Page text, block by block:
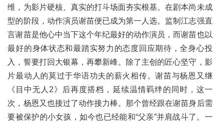
维，为影片硬核、真实的打斗场面夯实根基。在剧本尚未成
型的阶段，动作演员谢苗便已成为第一人选。监制江志强直
言谢苗是他心中当下这个年纪最好的动作演员，而谢苗也以
最好的身体状态和最踏实努力的态度回应期待，全身心投
入，誓要打回大银幕，再攀新峰。除了主创的匠心坚守，影
片最动人的莫过于华语功夫的薪火相传。谢苗与杨恩又继
《目中无人2》后再度搭档，延续温情羁绊的同时，这一
次，杨恩又也接过了动作接力棒。那个曾经跟在谢苗身后需
要被保护的小女孩，如今也已经能和“父亲”并肩战斗了。一